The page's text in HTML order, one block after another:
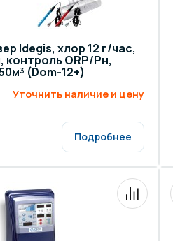
Idegis, хлор 12 г/час,
контроль ORP/Рн,
(Dom-12+)
Уточнить наличие и цену
Подробнее